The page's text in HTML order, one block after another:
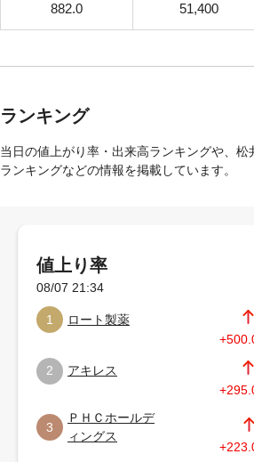
882.0 51,400
ランキング
当日の値上がり率・出来高ランキングや、
ランキングなどの情報を掲載しています。